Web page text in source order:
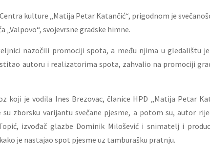
kulture „Matija Petar Katančić“, prigodnom je
„Valpovo“, svojevrsne gradske himne.
nazočili promociji spota, a među njima u gledalištu
autoru i realizatorima spota, zahvalio na promociji
koji je vodila Ines Brezovac, članice HPD „Matija Petar
su zborsku varijantu svečane pjesme, a potom su, autor
izvođač glazbe Dominik Milošević i snimatelj i
je nastajao spot pjesme uz tamburašku pratnju.